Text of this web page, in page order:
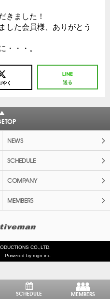
きました！
した会員様、ありがとう
・・・。
やく 送る
NEWS
SCHEDULE
COMPANY
MEMBERS
CO.,LTD.
Powered by mgn inc.
SCHEDULE MEMBERS